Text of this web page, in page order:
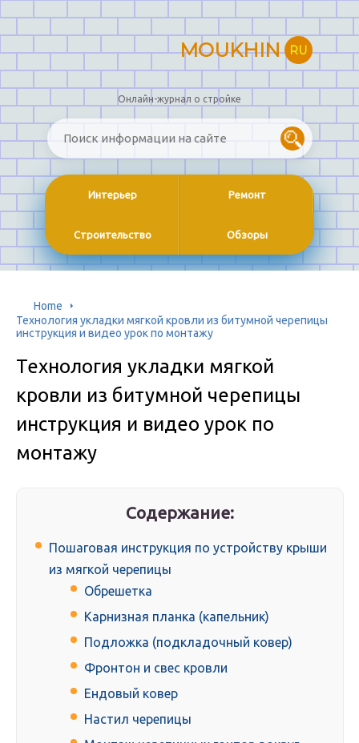
MOUKHIN RU
Онлайн-журнал о стройке
Интерьер Ремонт
Строительство Обзоры
Home
Технология укладки мягкой кровли из битумной черепицы
инструкция и видео урок по монтажу
Технология укладки мягкой
кровли из битумной черепицы
инструкция и видео урок по
монтажу
Содержание:
Пошаговая инструкция по устройству крыши
из мягкой черепицы
Обрешетка
Карнизная планка (капельник)
Подложка (подкладочный ковер)
Фронтон и свес кровли
Ендовый ковер
Настил черепицы